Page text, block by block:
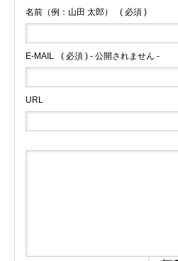
名前（例：山田 太郎） ( 必須 )
E-MAIL ( 必須 ) - 公開されません -
URL